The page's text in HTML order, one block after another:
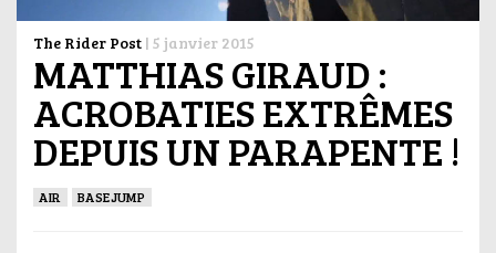
The Rider Post | 5 janvier 2015
MATTHIAS GIRAUD :
ACROBATIES EXTRÊMES
DEPUIS UN PARAPENTE !
AIR BASEJUMP